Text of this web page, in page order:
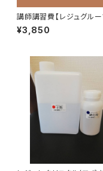
講師講習費【レジュグルー
定講座資格】
¥3,850